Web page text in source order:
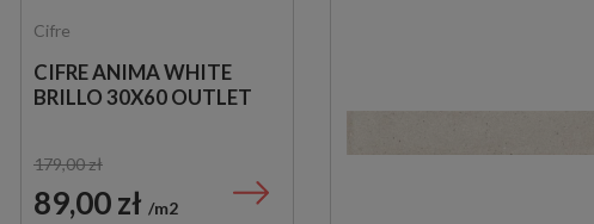
Cifre
CIFRE ANIMA WHITE
BRILLO 30X60 OUTLET
179,00 zł
89,00 zł m2